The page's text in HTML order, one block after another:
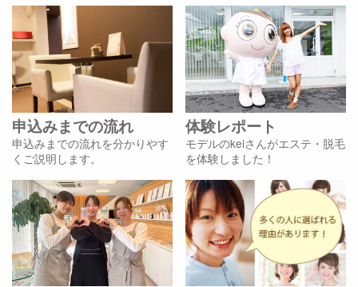
申込みまでの流れ
申込みまでの流れを分かりやす
くご説明します。
体験レポート
モデルのkeiさんがエステ・脱毛
を体験しました！